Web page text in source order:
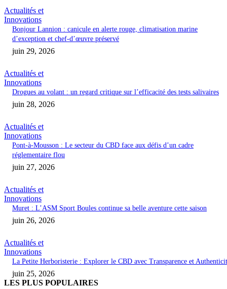
Actualités et
Innovations
Bonjour Lannion : canicule en alerte rouge, climatisation marine
d’exception et chef-d’œuvre préservé
juin 29, 2026
Actualités et
Innovations
Drogues au volant : un regard critique sur l’efficacité des tests salivaires
juin 28, 2026
Actualités et
Innovations
Pont-à-Mousson : Le secteur du CBD face aux défis d’un cadre
réglementaire flou
juin 27, 2026
Actualités et
Innovations
Muret : L’ASM Sport Boules continue sa belle aventure cette saison
juin 26, 2026
Actualités et
Innovations
La Petite Herboristerie : Explorer le CBD avec Transparence et
juin 25, 2026
LES PLUS POPULAIRES